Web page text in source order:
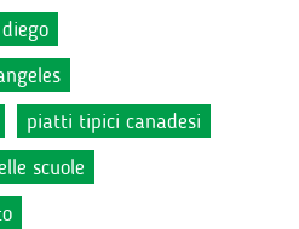
piatti tipici canadesi
scuole